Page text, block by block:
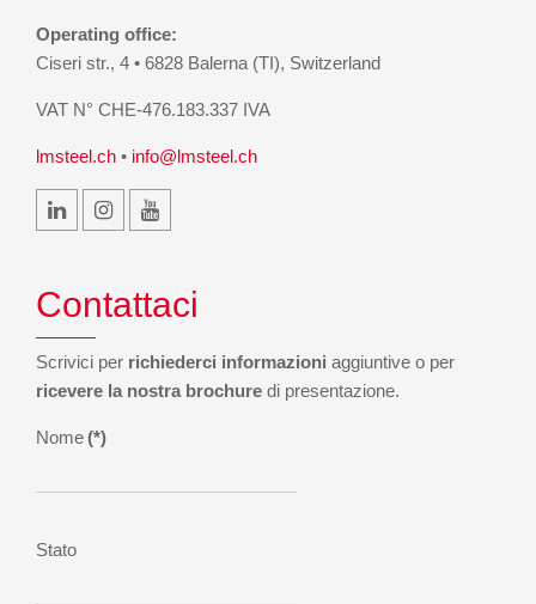
Operating office:
Ciseri str., 4 • 6828 Balerna (TI), Switzerland
VAT N° CHE-476.183.337 IVA
lmsteel.ch • info@lmsteel.ch
Contattaci
Scrivici per richiederci informazioni aggiuntive o per
ricevere la nostra brochure di presentazione.
Nome(*)
Stato